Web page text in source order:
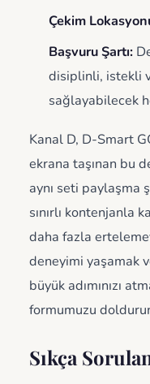
Çekim
Başvuru Şartı:
disiplinli, istekli
sağlayabilecek
Kanal D, D-Smart
ekrana taşınan bu
aynı seti paylaşma
sınırlı kontenjanla
daha fazla
deneyimi yaşamak
büyük adımınızı
formumuzu
Sıkça